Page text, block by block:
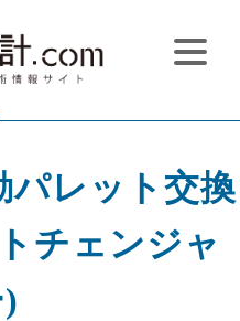
パレット交換
チェンジャ